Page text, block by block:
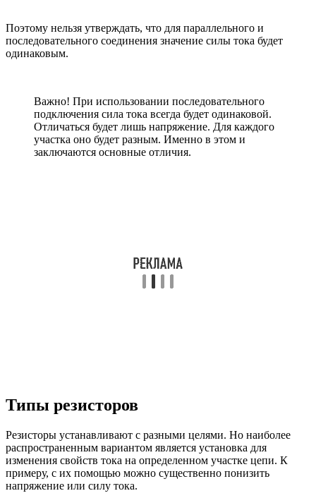
Поэтому нельзя утверждать, что для параллельного и
последовательного соединения значение силы тока будет
одинаковым.
Важно! При использовании последовательного
подключения сила тока всегда будет одинаковой.
Отличаться будет лишь напряжение. Для каждого
участка оно будет разным. Именно в этом и
заключаются основные отличия.
Типы резисторов
Резисторы устанавливают с разными целями. Но наиболее
распространенным вариантом является установка для
изменения свойств тока на определенном участке цепи. К
примеру, с их помощью можно существенно понизить
напряжение или силу тока.